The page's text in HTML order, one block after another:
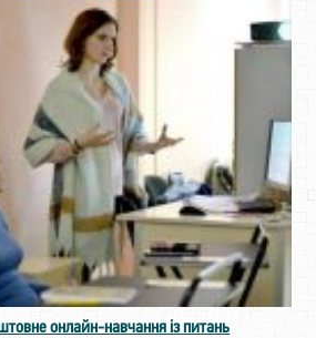
онлайн-навчання із питань